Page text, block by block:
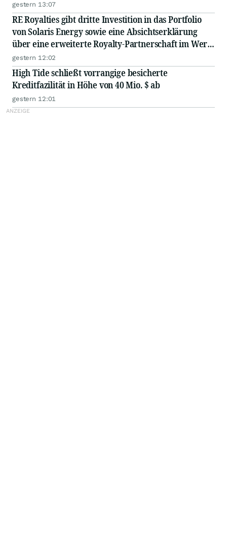
gestern 13:07
RE Royalties gibt dritte Investition in das Portfolio
von Solaris Energy sowie eine Absichtserklärung
über eine erweiterte Royalty-Partnerschaft im Wert
von weiteren 62,7 Mio. US$ bekannt
gestern 12:02
High Tide schließt vorrangige besicherte
Kreditfazilität in Höhe von 40 Mio. $ ab
gestern 12:01